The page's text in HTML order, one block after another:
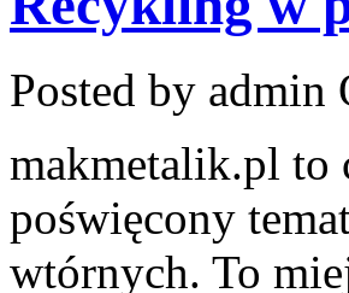
Posted by admin
makmetalik.pl to
poświęcony
wtórnych. To